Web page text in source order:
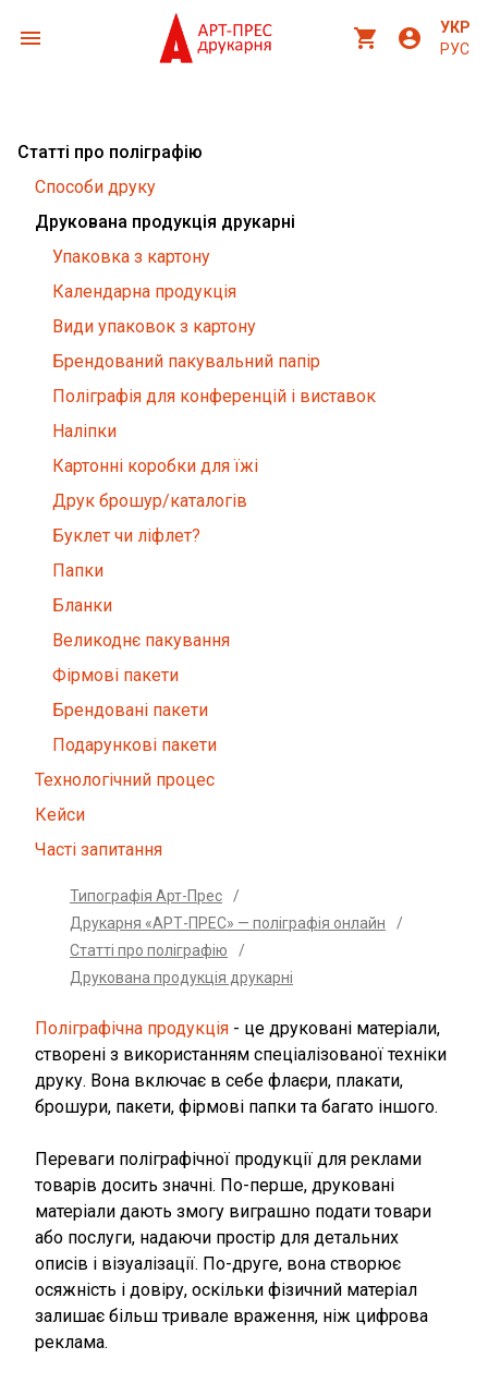
menu shopping_cart account_circle
УКР
РУС
Статті про поліграфію
Способи друку
Друкована продукція друкарні
Упаковка з картону
Календарна продукція
Види упаковок з картону
Брендований пакувальний папір
Поліграфія для конференцій і виставок
Наліпки
Картонні коробки для їжі
Друк брошур/каталогів
Буклет чи ліфлет?
Папки
Бланки
Великоднє пакування
Фірмові пакети
Брендовані пакети
Подарункові пакети
Технологічний процес
Кейси
Часті запитання
Типографія Арт-Прес
/
Друкарня «АРТ-ПРЕС» — поліграфія онлайн
/
Статті про поліграфію
/
Друкована продукція друкарні
Поліграфічна продукція - це друковані матеріали,
створені з використанням спеціалізованої техніки
друку. Вона включає в себе флаєри, плакати,
брошури, пакети, фірмові папки та багато іншого.
Переваги поліграфічної продукції для реклами
товарів досить значні. По-перше, друковані
матеріали дають змогу виграшно подати товари
або послуги, надаючи простір для детальних
описів і візуалізації. По-друге, вона створює
осяжність і довіру, оскільки фізичний матеріал
залишає більш тривале враження, ніж цифрова
реклама.